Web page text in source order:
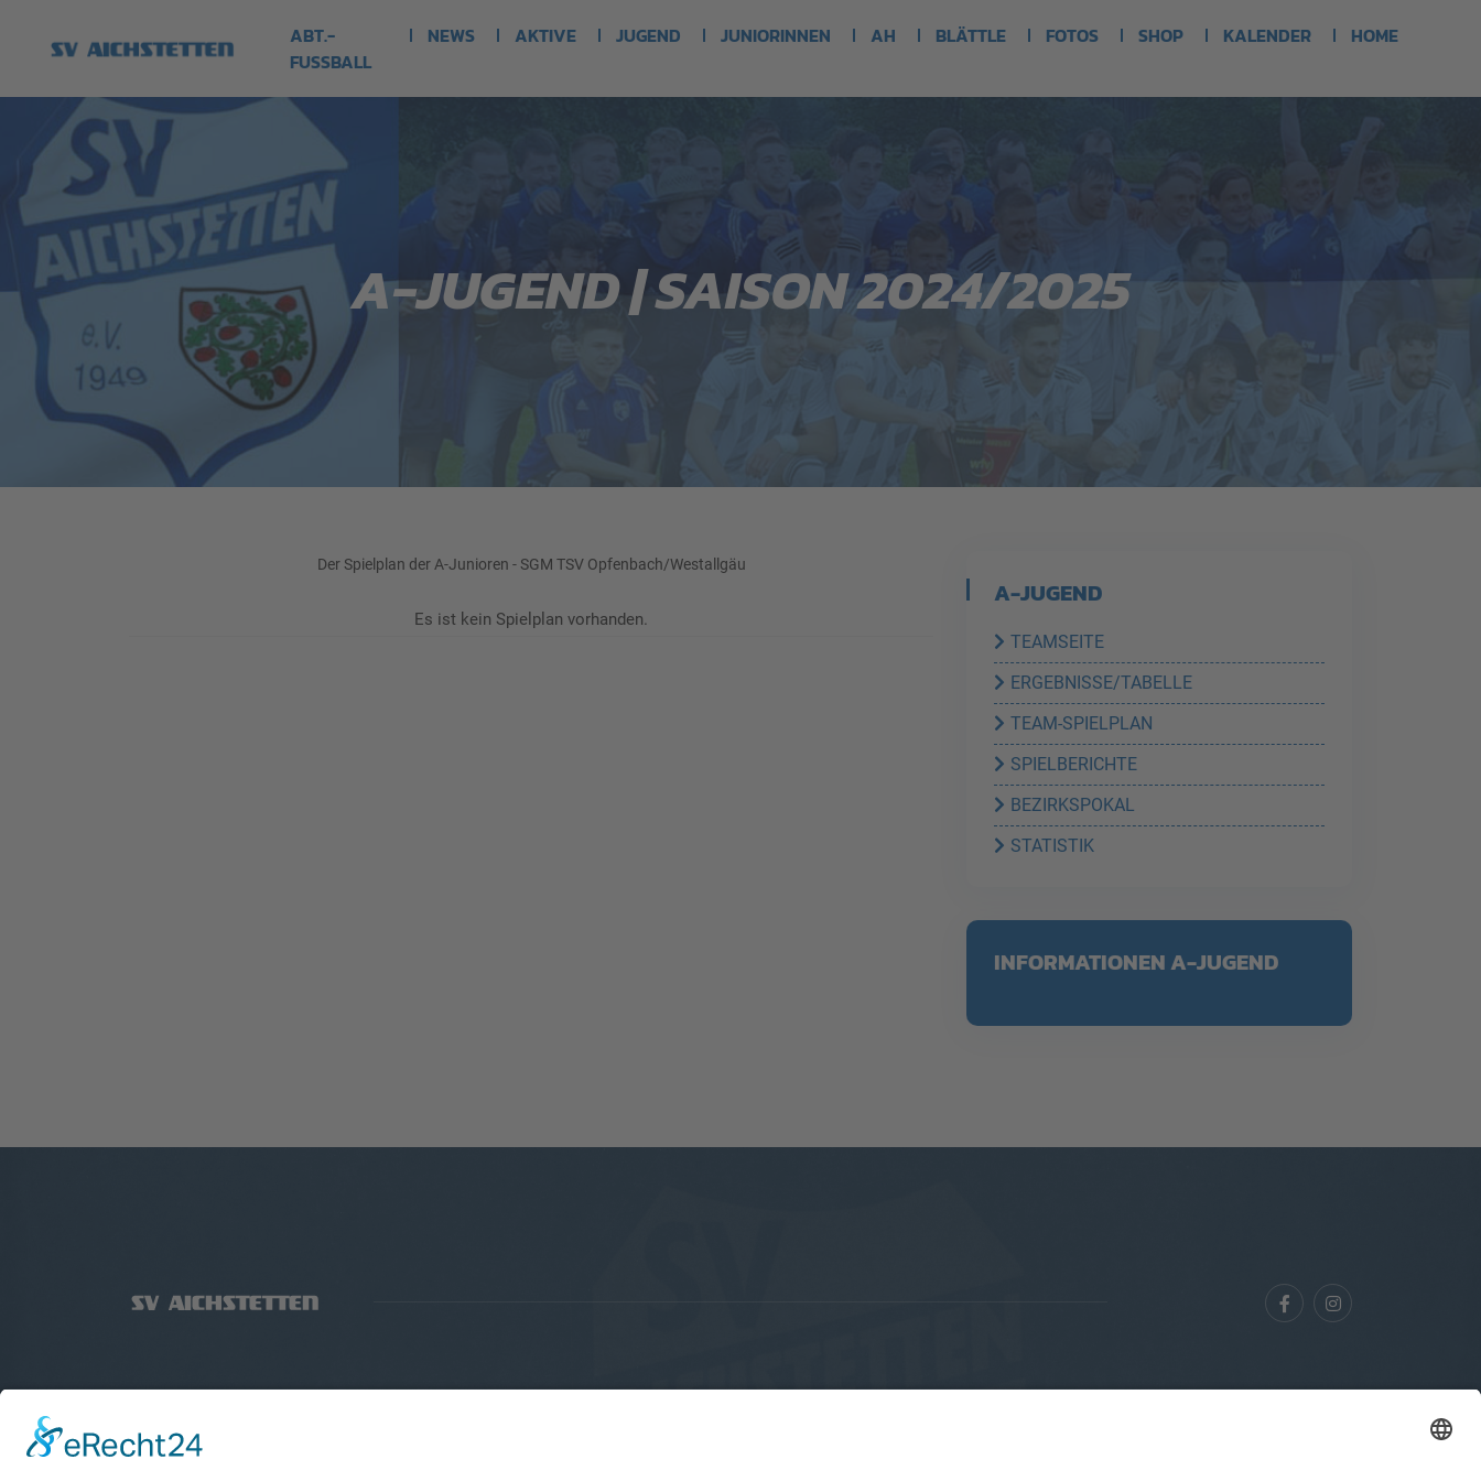
ABT.-
FUSSBALL
NEWS AKTIVE JUGEND JUNIORINNEN AH BLÄTTLE FOTOS SHOP KALENDER HOME
A-JUGEND | SAISON 2024/2025
Der Spielplan der A-Junioren - SGM TSV Opfenbach/Westallgäu
Es ist kein Spielplan vorhanden.
A-JUGEND
TEAMSEITE
ERGEBNISSE/TABELLE
TEAM-SPIELPLAN
SPIELBERICHTE
BEZIRKSPOKAL
STATISTIK
INFORMATIONEN A-JUGEND